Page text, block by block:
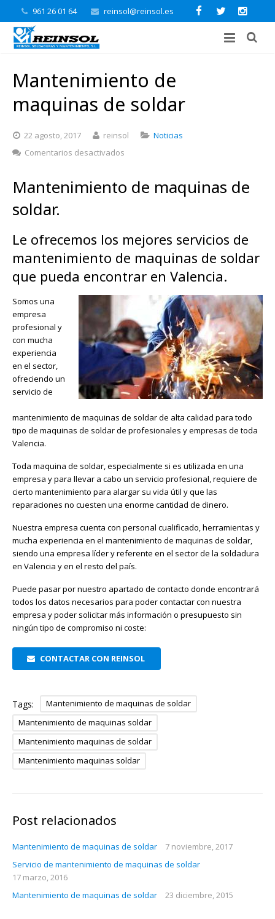
961 26 01 64 reinsol@reinsol.es
Mantenimiento de
maquinas de soldar
22 agosto, 2017 reinsol
Noticias
Comentarios desactivados
maquinas
Mantenimiento de maquinas de
soldar.
Le ofrecemos los mejores servicios de
mantenimiento de maquinas de soldar
que pueda encontrar en Valencia.
Somos una
empresa
profesional y
con mucha
experiencia
en el sector,
ofreciendo un
servicio de
mantenimiento de maquinas de soldar de alta calidad para todo
tipo de maquinas de soldar de profesionales y empresas de toda
Valencia.
Toda maquina de soldar, especialmente si es utilizada en una
empresa y para llevar a cabo un servicio profesional, requiere de
cierto mantenimiento para alargar su vida útil y que las
reparaciones no cuesten una enorme cantidad de dinero.
Nuestra empresa cuenta con personal cualificado, herramientas y
mucha experiencia en el mantenimiento de maquinas de soldar,
siendo una empresa líder y referente en el sector de la soldadura
en Valencia y en el resto del país.
Puede pasar por nuestro apartado de contacto donde encontrará
todos los datos necesarios para poder contactar con nuestra
empresa y poder solicitar más información o presupuesto sin
ningún tipo de compromiso ni coste:
CONTACTAR CON REINSOL
Tags:
Mantenimiento de maquinas de soldar
Mantenimiento de maquinas soldar
Mantenimiento maquinas de soldar
Mantenimiento maquinas soldar
Post relacionados
Mantenimiento de maquinas de soldar
7 noviembre, 2017
Servicio de mantenimiento de maquinas de soldar
17 marzo, 2016
Mantenimiento de maquinas de soldar
23 diciembre, 2015